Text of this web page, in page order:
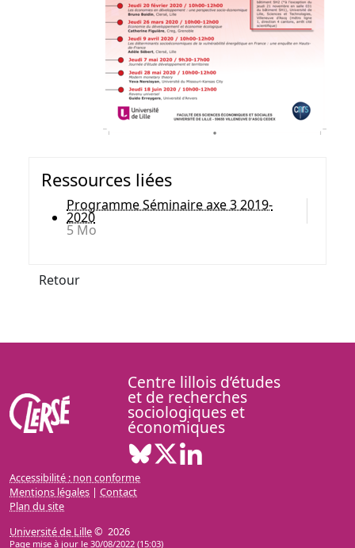
Ressources liées
Programme Séminaire axe 3 2019-
2020
5 Mo
Retour
Centre lillois d’études
et de recherches
sociologiques et
économiques
Bluesky ( Nouvelle fenêtre)
X ( Nouvelle fenêtre)
Accessibilité : non conforme
Mentions légales | Contact
Plan du site
Université de Lille© 2026
Page mise à jour le 30/08/2022 (15:03)